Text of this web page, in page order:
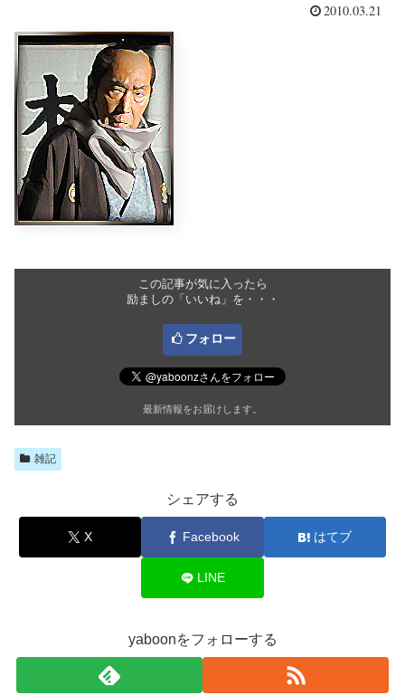
2010.03.21
この記事が気に入ったら
励ましの「いいね」を・・・
フォロー
最新情報をお届けします。
雑記
シェアする
X Facebook はてブ
LINE
yaboonをフォローする